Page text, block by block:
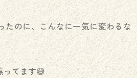
たのに、こんなに一気に変わるな
ってます😅